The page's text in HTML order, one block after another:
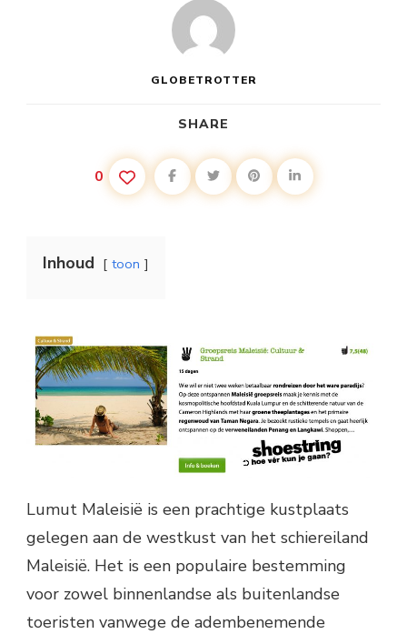
GLOBETROTTER
SHARE
0
Inhoud toon
Lumut Maleisië is een prachtige kustplaats
gelegen aan de westkust van het schiereiland
Maleisië. Het is een populaire bestemming
voor zowel binnenlandse als buitenlandse
toeristen vanwege de adembenemende